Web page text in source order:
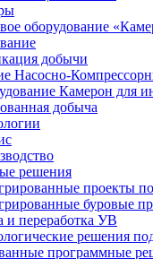
оборудование
добычи
Насосно-
Камерон для
добыча
решения
проекты
буровые
и переработка УВ
решения
программные